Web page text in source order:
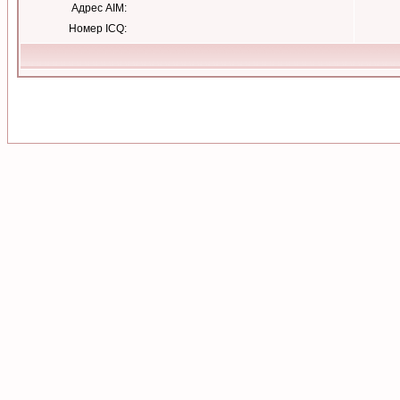
Адрес AIM:
Номер ICQ: